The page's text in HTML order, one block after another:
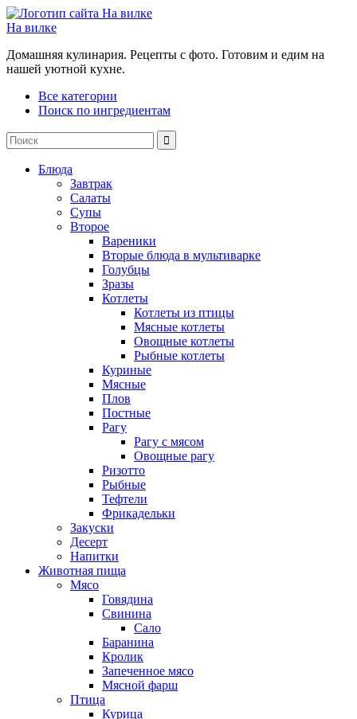
На вилке
Домашняя кулинария. Рецепты с фото. Готовим и едим на
нашей уютной кухне.
Все категории
Поиск по ингредиентам
Блюда
Завтрак
Салаты
Супы
Второе
Вареники
Вторые блюда в мультиварке
Голубцы
Зразы
Котлеты
Котлеты из птицы
Мясные котлеты
Овощные котлеты
Рыбные котлеты
Куриные
Мясные
Плов
Постные
Рагу
Рагу с мясом
Овощные рагу
Ризотто
Рыбные
Тефтели
Фрикадельки
Закуски
Десерт
Напитки
Животная пища
Мясо
Говядина
Свинина
Сало
Баранина
Кролик
Запеченное мясо
Мясной фарш
Птица
Курица